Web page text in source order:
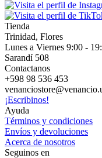
Tienda
Trinidad, Flores
Lunes a Viernes 9:00 -
Sarandí 508
Contactanos
+598 98 536 453
¡Escribinos!
Ayuda
Términos y condiciones
Envíos y devoluciones
Acerca de nosotros
Seguinos en